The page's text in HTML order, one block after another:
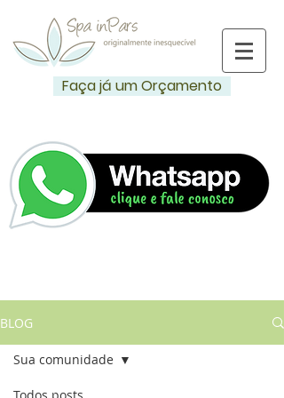
Faça já um Orçamento
BLOG
Sua comunidade